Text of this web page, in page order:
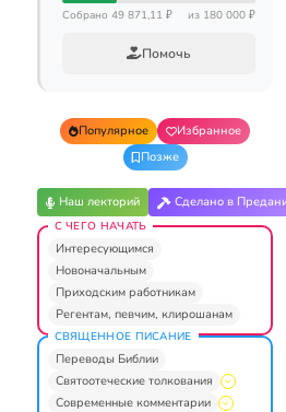
Собрано 49 871,11 ₽ из 180 000 ₽
Помочь
Популярное
Избранное
Позже
Наш лекторий Сделано в
С ЧЕГО НАЧАТЬ
Интересующимся
Новоначальным
Приходским работникам
Регентам, певчим, клирошанам
СВЯЩЕННОЕ ПИСАНИЕ
Переводы Библии
Святоотеческие толкования
Современные комментарии